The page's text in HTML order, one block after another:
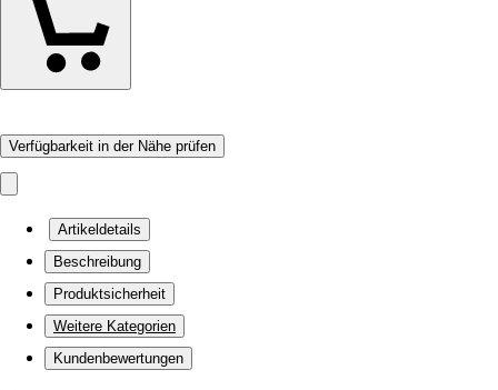
Verfügbarkeit in der Nähe prüfen
Artikeldetails
Beschreibung
Produktsicherheit
Weitere Kategorien
Kundenbewertungen